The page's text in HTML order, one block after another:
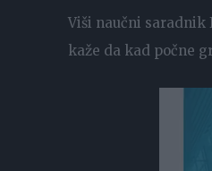
Viši naučni saradnik
kaže da kad počne